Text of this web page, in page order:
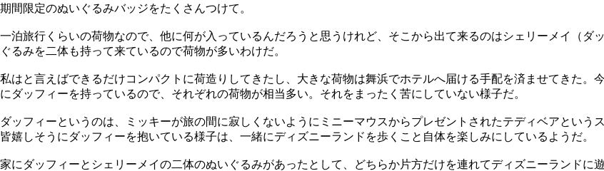
期間限定のぬいぐるみバッジをたくさんつけて。
一泊旅行くらいの荷物なので、他に何が入っているんだろうと思うけれど、そこから出て来るのはシェリーメイ（
ぐるみを二体も持って来ているので荷物が多いわけだ。
私はと言えばできるだけコンパクトに荷造りしてきたし、大きな荷物は舞浜でホテルへ届ける手配を済ませてきた
にダッフィーを持っているので、それぞれの荷物が相当多い。それをまったく苦にしていない様子だ。
ダッフィーというのは、ミッキーが旅の間に寂しくないようにミニーマウスからプレゼントされたテディベアとい
皆嬉しそうにダッフィーを抱いている様子は、一緒にディズニーランドを歩くこと自体を楽しみにしているようだ。
家にダッフィーとシェリーメイの二体のぬいぐるみがあったとして、どちらか片方だけを連れてディズニーランドに